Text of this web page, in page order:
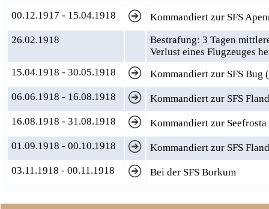
00.12.1917 - 15.04.1918
Kommandiert zur SFS
26.02.1918
Bestrafung: 3 Tagen
Verlust eines Flugzeuges
15.04.1918 - 30.05.1918
Kommandiert zur SFS Bug
06.06.1918 - 16.08.1918
Kommandiert zur SFS
16.08.1918 - 31.08.1918
Kommandiert zur
01.09.1918 - 00.10.1918
Kommandiert zur SFS
03.11.1918 - 00.11.1918
Bei der SFS Borkum